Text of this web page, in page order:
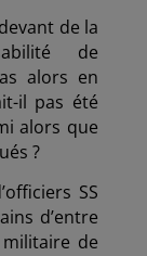
de la
de
alors en
il pas été
alors que
?
SS
d’entre
de